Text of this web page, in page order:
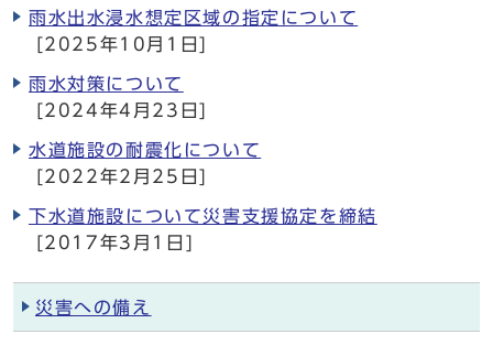
雨水出水浸水想定区域の指定について
[2025年10月1日]
雨水対策について
[2024年4月23日]
水道施設の耐震化について
[2022年2月25日]
下水道施設について災害支援協定を締結
[2017年3月1日]
災害への備え